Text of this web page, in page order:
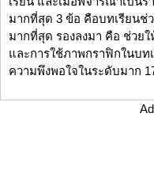
มากที่สุด 3 ข้อ คือบทเรียนช่
มากที่สุด รองลงมา คือ ช่วย
และการใช้ภาพกราฟิกในบ
ความพึงพอใจในระดับมาก